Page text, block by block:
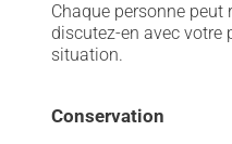
Chaque personne
discutez-en avec votre
situation.
Conservation